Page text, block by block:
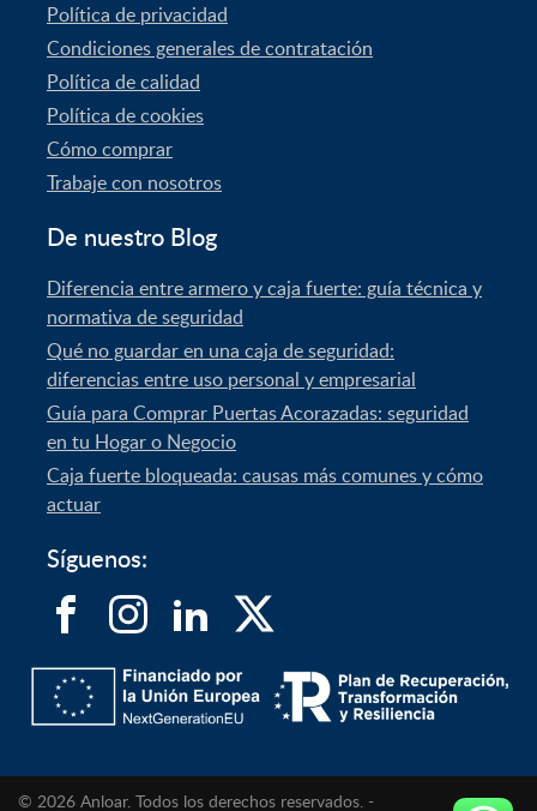
Política de privacidad
Condiciones generales de contratación
Política de calidad
Política de cookies
Cómo comprar
Trabaje con nosotros
De nuestro Blog
Diferencia entre armero y caja fuerte: guía técnica y
normativa de seguridad
Qué no guardar en una caja de seguridad:
diferencias entre uso personal y empresarial
Guía para Comprar Puertas Acorazadas: seguridad
en tu Hogar o Negocio
Caja fuerte bloqueada: causas más comunes y cómo
actuar
Síguenos:
© 2026 Anloar. Todos los derechos reservados. -